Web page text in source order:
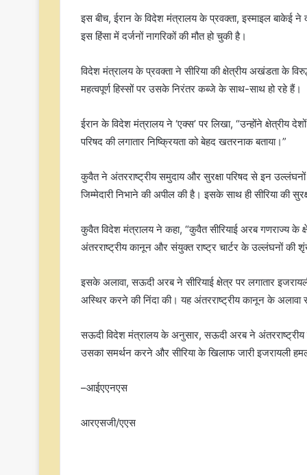
इस बीच, ईरान के विदेश मंत्रालय के प्रवक्ता, इस्माइल बाकेई ने
इस हिंसा में दर्जनों नागरिकों की मौत हो चुकी है।
विदेश मंत्रालय के प्रवक्ता ने सीरिया की क्षेत्रीय अखंडता के
महत्वपूर्ण हिस्सों पर उसके निरंतर कब्जे के साथ-साथ हो रहे हैं।
ईरान के विदेश मंत्रालय ने ‘एक्स’ पर लिखा, “उन्होंने क्षेत्रीय
परिषद की लगातार निष्क्रियता को बेहद खतरनाक बताया।”
कुवैत ने अंतरराष्ट्रीय समुदाय और सुरक्षा परिषद से इन
जिम्मेदारी निभाने की अपील की है। इसके साथ ही सीरिया
कुवैत विदेश मंत्रालय ने कहा, “कुवैत सीरियाई अरब गणराज्य के
अंतरराष्ट्रीय कानून और संयुक्त राष्ट्र चार्टर के उल्लंघनों
इसके अलावा, सऊदी अरब ने सीरियाई क्षेत्र पर लगातार
अस्थिर करने की निंदा की। यह अंतरराष्ट्रीय कानून के
सऊदी विदेश मंत्रालय के अनुसार, सऊदी अरब ने
उसका समर्थन करने और सीरिया के खिलाफ जारी इजरायली
–आईएएनएस
आरएसजी/एएस